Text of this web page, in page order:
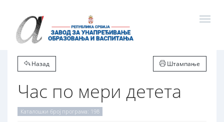
Назад Штампање
Час по мери детета
Каталошки број програма: 198